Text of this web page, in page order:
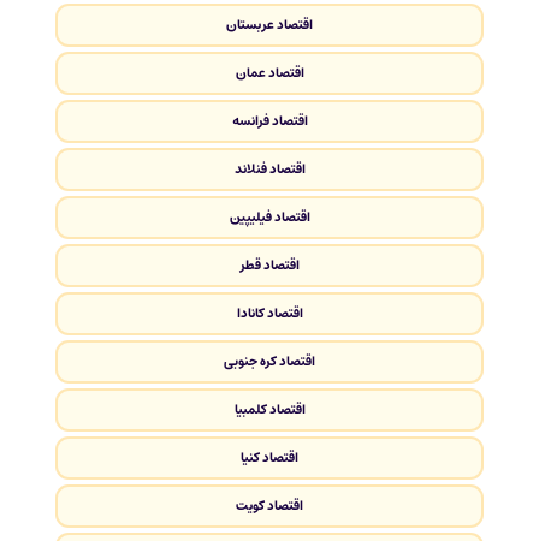
اقتصاد عربستان
اقتصاد عمان
اقتصاد فرانسه
اقتصاد فنلاند
اقتصاد فیلیپین
اقتصاد قطر
اقتصاد کانادا
اقتصاد کره جنوبی
اقتصاد کلمبیا
اقتصاد کنیا
اقتصاد کویت